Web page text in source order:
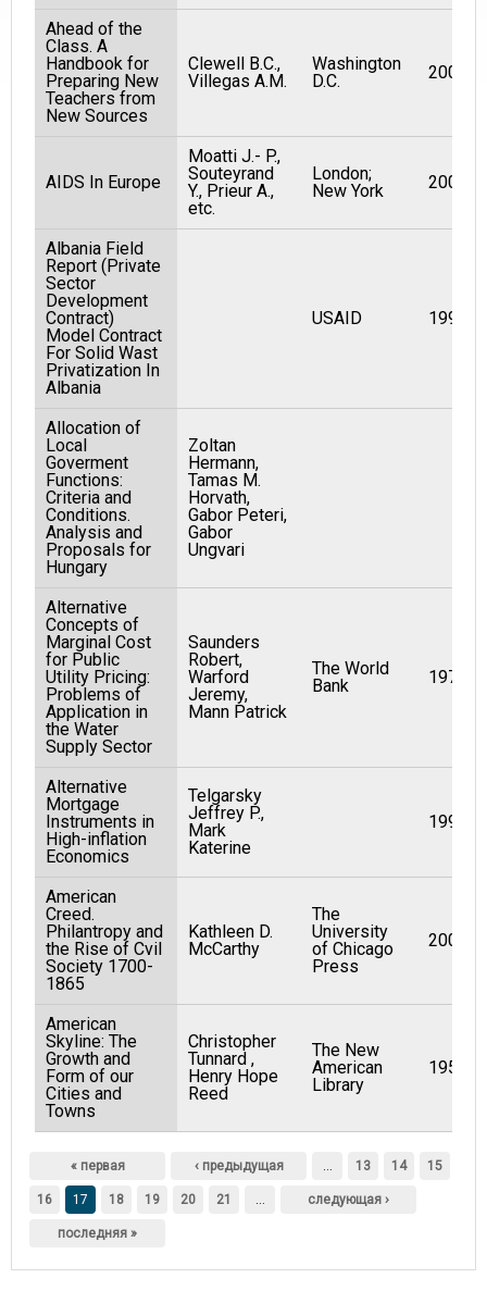
Ahead of the
Class. A
Handbook for
Preparing New
Teachers from
New Sources
Clewell B.C.,
Villegas A.M.
Washington
D.C.
2001
AIDS In Europe
Moatti J.- P.,
Souteyrand
Y., Prieur A.,
etc.
London;
New York
2000
Albania Field
Report (Private
Sector
Development
Contract)
Model Contract
For Solid Wast
Privatization In
Albania
USAID 1994
Allocation of
Local
Goverment
Functions:
Criteria and
Conditions.
Analysis and
Proposals for
Hungary
Zoltan
Hermann,
Tamas M.
Horvath,
Gabor Peteri,
Gabor
Ungvari
Alternative
Concepts of
Marginal Cost
for Public
Utility Pricing:
Problems of
Application in
the Water
Supply Sector
Saunders
Robert,
Warford
Jeremy,
Mann Patrick
The World
Bank
1977
Alternative
Mortgage
Instruments in
High-inflation
Economics
Telgarsky
Jeffrey P.,
Mark
Katerine
1991
American
Creed.
Philantropy and
the Rise of Cvil
Society 1700-
1865
Kathleen D.
McCarthy
The
University
of Chicago
Press
2003
American
Skyline: The
Growth and
Form of our
Cities and
Towns
Christopher
Tunnard ,
Henry Hope
Reed
The New
American
Library
1956
« первая ‹ предыдущая … 13 14 15
16 17 18 19 20 21 … следующая ›
последняя »